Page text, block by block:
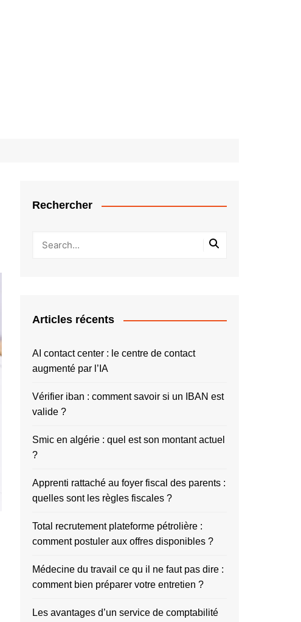
Rechercher
Articles récents
AI contact center : le centre de contact
augmenté par l’IA
Vérifier iban : comment savoir si un IBAN est
valide ?
Smic en algérie : quel est son montant actuel
?
Apprenti rattaché au foyer fiscal des parents :
quelles sont les règles fiscales ?
Total recrutement plateforme pétrolière :
comment postuler aux offres disponibles ?
Médecine du travail ce qu il ne faut pas dire :
comment bien préparer votre entretien ?
Les avantages d’un service de comptabilité